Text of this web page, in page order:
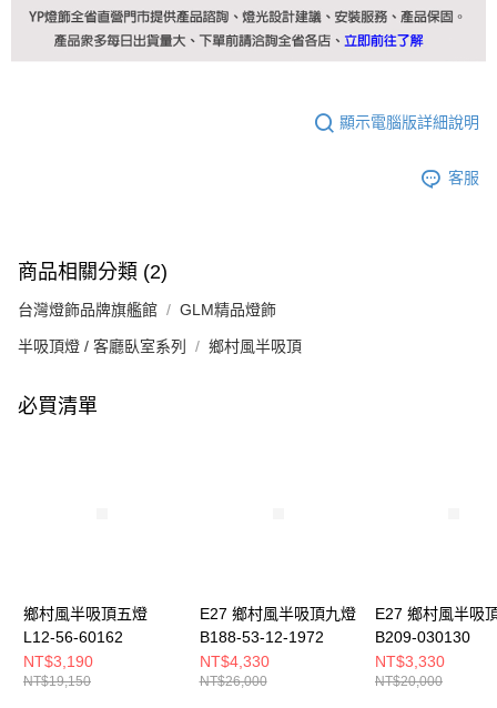
顯示電腦版詳細說明
客服
商品相關分類 (2)
台灣燈飾品牌旗艦館 GLM精品燈飾
半吸頂燈 / 客廳臥室系列 鄉村風半吸頂
必買清單
鄉村風半吸頂五燈
L12-56-60162
NT$3,190
NT$19,150
E27 鄉村風半吸頂九燈
B188-53-12-1972
NT$4,330
NT$26,000
E27 鄉村風半吸
B209-030130
NT$3,330
NT$20,000